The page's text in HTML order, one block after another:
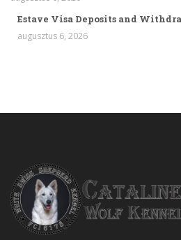
Estave Visa Deposits and
augusztus 6, 2026